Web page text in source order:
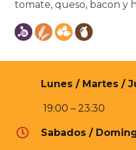
tomate, queso, bacon y
Lunes / Martes /
19:00 – 23:30
Sabados /